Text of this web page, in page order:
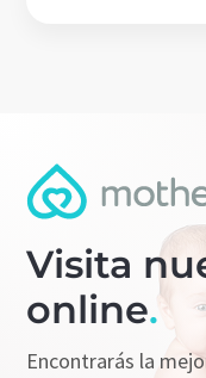
Visita
online.
Encontrarás la